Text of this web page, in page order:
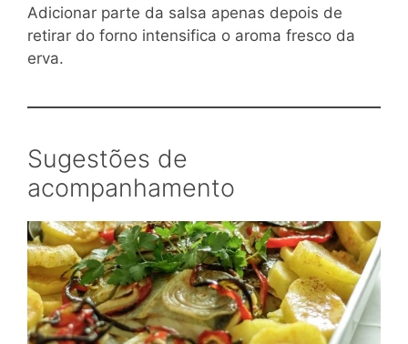
Adicionar parte da salsa apenas depois de
retirar do forno intensifica o aroma fresco da
erva.
Sugestões de
acompanhamento